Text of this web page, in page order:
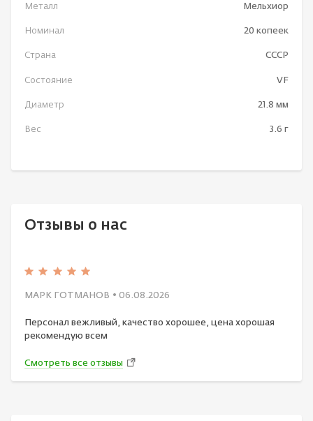
Металл Мельхиор
Номинал 20 копеек
Страна СССР
Состояние VF
Диаметр 21.8 мм
Вес 3.6 г
Отзывы о нас
МАРК ГОТМАНОВ • 06.08.2026
Персонал вежливый, качество хорошее, цена хорошая
рекомендую всем
Смотреть все отзывы